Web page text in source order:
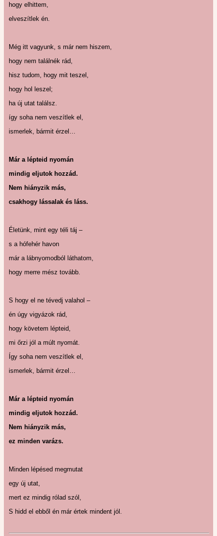
hogy elhittem,
elveszítlek én.
Még itt vagyunk, s már nem hiszem,
hogy nem találnék rád,
hisz tudom, hogy mit teszel,
hogy hol leszel;
ha új utat találsz.
így soha nem veszítlek el,
ismerlek, bármit érzel…
Már a lépteid nyomán
mindig eljutok hozzád.
Nem hiányzik más,
csakhogy lássalak és láss.
Életünk, mint egy téli táj –
s a hófehér havon
már a lábnyomodból láthatom,
hogy merre mész tovább.
S hogy el ne tévedj valahol –
én úgy vigyázok rád,
hogy követem lépteid,
mi őrzi jól a múlt nyomát.
Így soha nem veszítlek el,
ismerlek, bármit érzel…
Már a lépteid nyomán
mindig eljutok hozzád.
Nem hiányzik más,
ez minden varázs.
Minden lépésed megmutat
egy új utat,
mert ez mindig rólad szól,
S hidd el ebből én már értek mindent jól.